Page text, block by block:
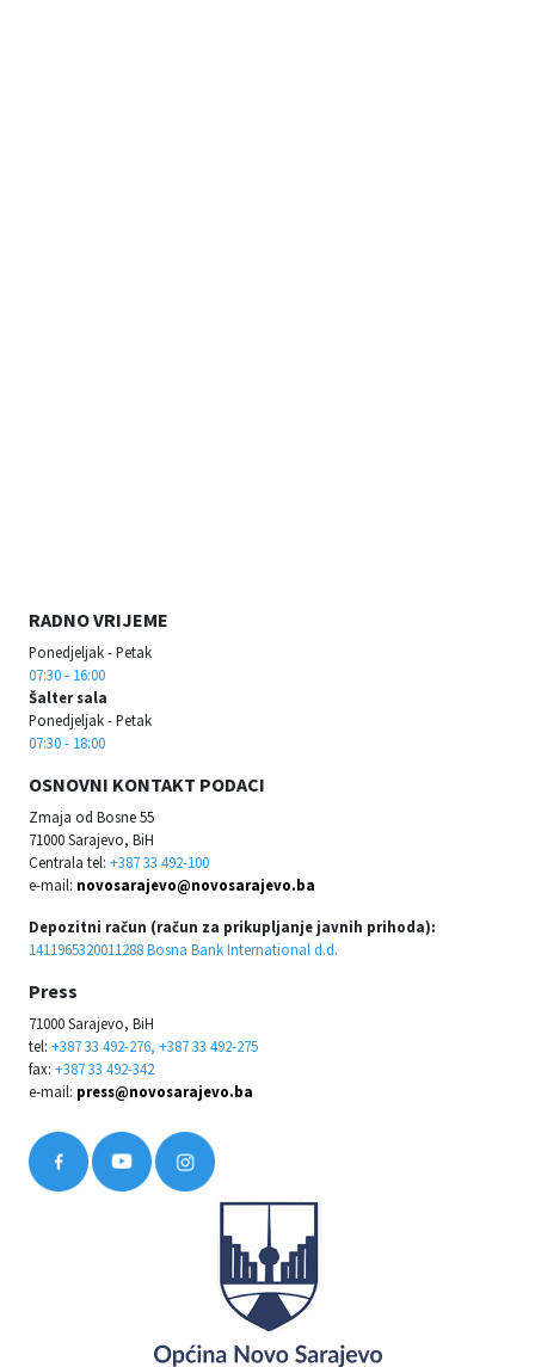
RADNO VRIJEME
Ponedjeljak - Petak
07:30 - 16:00
Šalter sala
Ponedjeljak - Petak
07:30 - 18:00
OSNOVNI KONTAKT PODACI
Zmaja od Bosne 55
71000 Sarajevo, BiH
Centrala tel: +387 33 492-100
e-mail: novosarajevo@novosarajevo.ba
Depozitni račun (račun za prikupljanje javnih prihoda):
1411965320011288 Bosna Bank International d.d.
Press
71000 Sarajevo, BiH
tel: +387 33 492-276, +387 33 492-275
fax: +387 33 492-342
e-mail: press@novosarajevo.ba